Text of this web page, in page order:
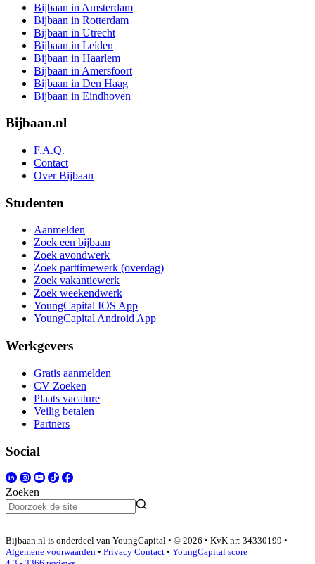
Bijbaan in Amsterdam
Bijbaan in Rotterdam
Bijbaan in Utrecht
Bijbaan in Leiden
Bijbaan in Haarlem
Bijbaan in Amersfoort
Bijbaan in Den Haag
Bijbaan in Eindhoven
Bijbaan.nl
F.A.Q.
Contact
Over Bijbaan
Studenten
Aanmelden
Zoek een bijbaan
Zoek avondwerk
Zoek parttimewerk (overdag)
Zoek vakantiewerk
Zoek weekendwerk
YoungCapital IOS App
YoungCapital Android App
Werkgevers
Gratis aanmelden
CV Zoeken
Plaats vacature
Veilig betalen
Partners
Social
Zoeken
Bijbaan.nl is onderdeel van YoungCapital • © 2026 • KvK nr: 34330199 •
Algemene voorwaarden • Privacy Contact • YoungCapital score